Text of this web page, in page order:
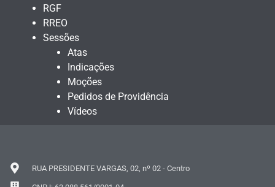
RGF
RREO
Sessões
Atas
Indicações
Moções
Pedidos de Providência
Vídeos
RUA PRESIDENTE VARGAS, 02, nº 02 - Centro